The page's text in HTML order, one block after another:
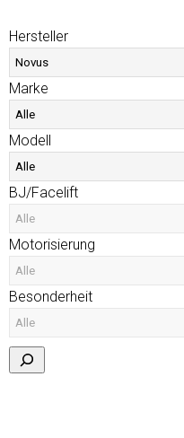
Hersteller
Marke
Modell
BJ/Facelift
Motorisierung
Besonderheit